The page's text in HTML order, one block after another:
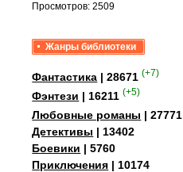
Просмотров: 2509
Жанры библиотеки
Фантастика | 28671 (+7)
Фэнтези | 16211 (+5)
Любовные романы | 27771
Детективы | 13402
Боевики | 5760
Приключения | 10174